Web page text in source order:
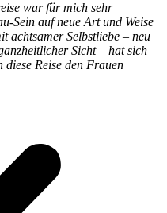
war für mich sehr
Sein auf neue Art und Weise
achtsamer Selbstliebe – neu
Sicht – hat sich
Reise den Frauen